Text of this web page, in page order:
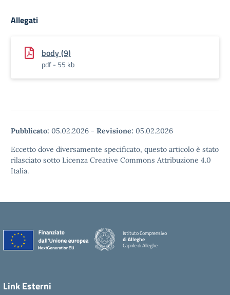
Allegati
body (9)
pdf - 55 kb
Pubblicato: 05.02.2026 - Revisione: 05.02.2026
Eccetto dove diversamente specificato, questo articolo è stato
rilasciato sotto Licenza Creative Commons Attribuzione 4.0
Italia.
Istituto Comprensivo
di Alleghe
Caprile di Alleghe
Link Esterni